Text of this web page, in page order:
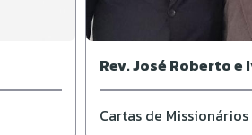
Rev. José Roberto e
Cartas de Missionários